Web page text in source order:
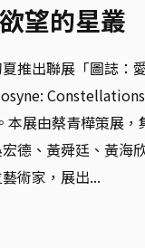
望的星叢
推出聯展「圖誌：
本展由蔡青樺策展，
德、黃舜廷、黃海
術家，展出...